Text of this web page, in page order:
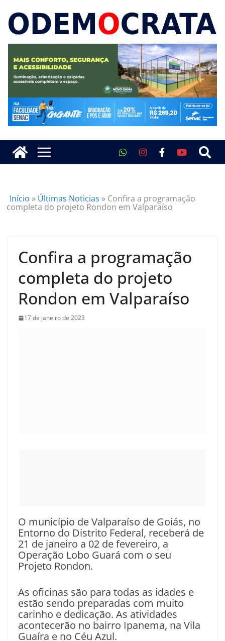
Início » Últimas Noticias » Confira a programação
completa do projeto Rondon em Valparaíso
Confira a programação
completa do projeto
Rondon em Valparaíso
17 de janeiro de 2023
O município de Valparaíso de Goiás, no
Entorno do Distrito Federal, receberá de
21 de janeiro a 02 de fevereiro, a
Operação Lobo Guará com o seu
Projeto Rondon.
As oficinas são para todas as idades e
estão sendo preparadas com muito
carinho e dedicação. As atividades
acontecerão no bairro Ipanema, na Vila
Guaíra e no Céu Azul.